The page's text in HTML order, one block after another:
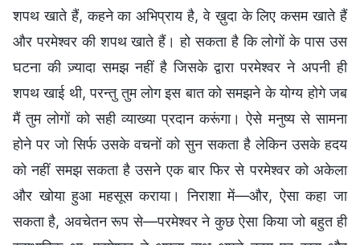
शपथ खाते हैं, कहने का अभिप्राय है, वे ख़ुदा के लिए कसम खाते हैं
और परमेश्वर की शपथ खाते हैं। हो सकता है कि लोगों के पास उस
घटना की ज़्यादा समझ नहीं है जिसके द्वारा परमेश्वर ने अपनी ही
शपथ खाई थी, परन्तु तुम लोग इस बात को समझने के योग्य होगे जब
मैं तुम लोगों को सही व्याख्या प्रदान करूंगा। ऐसे मनुष्य से सामना
होने पर जो सिर्फ उसके वचनों को सुन सकता है लेकिन उसके हदय
को नहीं समझ सकता है उसने एक बार फिर से परमेश्वर को अकेला
और खोया हुआ महसूस कराया। निराशा में—और, ऐसा कहा जा
सकता है, अवचेतन रूप से—परमेश्वर ने कुछ ऐसा किया जो बहुत ही